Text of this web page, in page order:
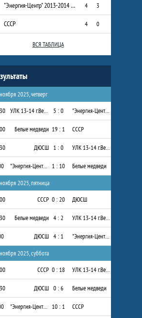
"Энергия-Центр" 2013-2014 г.р. 4 3
СССР 4 0
ВСЯ ТАБЛИЦА
2025, четверг
УЛК 13-14 г.Вельск 5 : 0 "Энергия-Центр" 2013-2014 г.р.
Белые медведи 19 : 1 СССР
ДЮСШ 1 : 0 УЛК 13-14 г.Вельск
"Энергия-Центр" 2013-2014 г.р. 1 : 10 Белые медведи
2025, пятница
СССР 0 : 20 ДЮСШ
Белые медведи 4 : 2 УЛК 13-14 г.Вельск
ДЮСШ 4 : 1 "Энергия-Центр" 2013-2014 г.р.
2025, суббота
СССР 0 : 18 УЛК 13-14 г.Вельск
ДЮСШ 0 : 6 Белые медведи
"Энергия-Центр" 2013-2014 г.р. 10 : 1 СССР